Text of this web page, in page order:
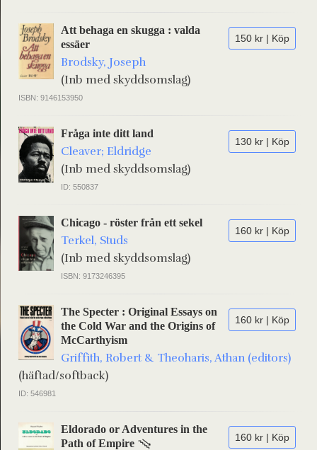
150 kr | Köp
Att behaga en skugga : valda
essäer
Brodsky, Joseph
(Inb med skyddsomslag)
ISBN: 9146153950
130 kr | Köp
Fråga inte ditt land
Cleaver; Eldridge
(Inb med skyddsomslag)
ID: 550837
160 kr | Köp
Chicago - röster från ett sekel
Terkel, Studs
(Inb med skyddsomslag)
ISBN: 9173246395
160 kr | Köp
The Specter : Original Essays on
the Cold War and the Origins of
McCarthyism
Griffith, Robert & Theoharis, Athan (editors)
(häftad/softback)
ID: 546981
160 kr | Köp
Eldorado or Adventures in the
Path of Empire